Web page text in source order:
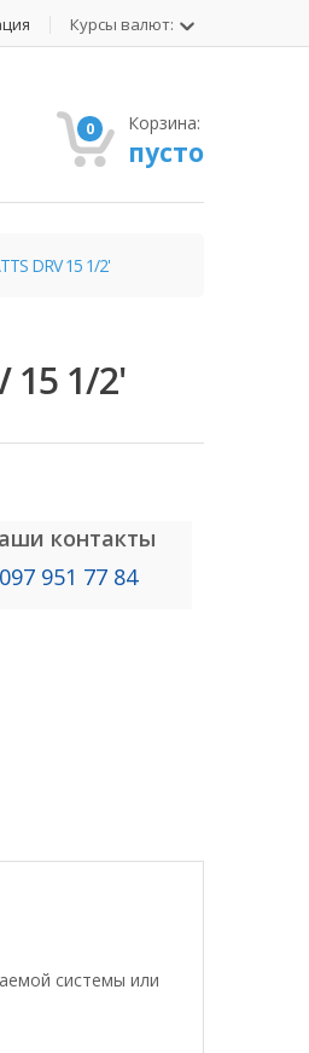
Курсы валют:
0 Корзина:
пусто
DRV 15 1/2'
15 1/2'
контакты
097 951 77 84
системы или